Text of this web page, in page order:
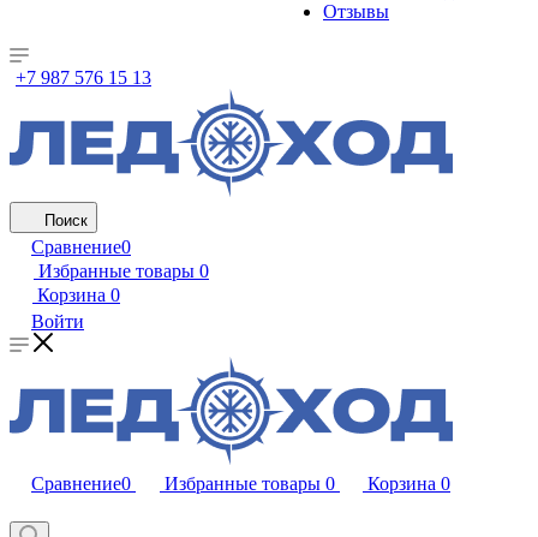
Отзывы
+7 987 576 15 13
Поиск
Сравнение0
Избранные товары 0
Корзина 0
Войти
Сравнение0 Избранные товары 0 Корзина 0